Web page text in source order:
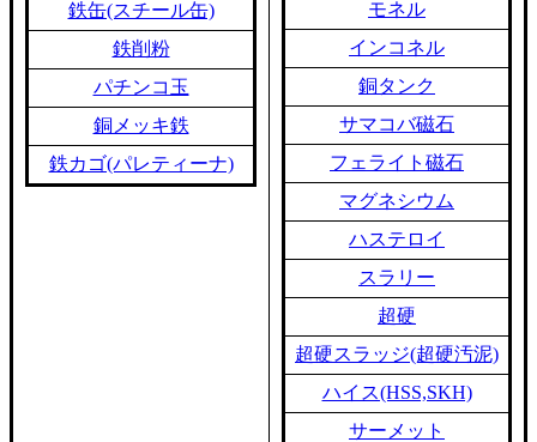
鉄缶(スチール缶)
鉄削粉
パチンコ玉
銅メッキ鉄
鉄カゴ(パレティーナ)
モネル
インコネル
銅タンク
サマコバ磁石
フェライト磁石
マグネシウム
ハステロイ
スラリー
超硬
超硬スラッジ(超硬汚泥)
ハイス(HSS,SKH)
サーメット